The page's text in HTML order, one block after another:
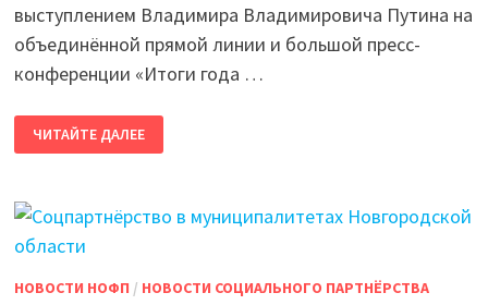
выступлением Владимира Владимировича Путина на
объединённой прямой линии и большой пресс-
конференции «Итоги года …
ИТОГИ
ГОДА
С
ЧИТАЙТЕ ДАЛЕЕ
НОВОСТИ НОФП / НОВОСТИ СОЦИАЛЬНОГО ПАРТНЁРСТВА